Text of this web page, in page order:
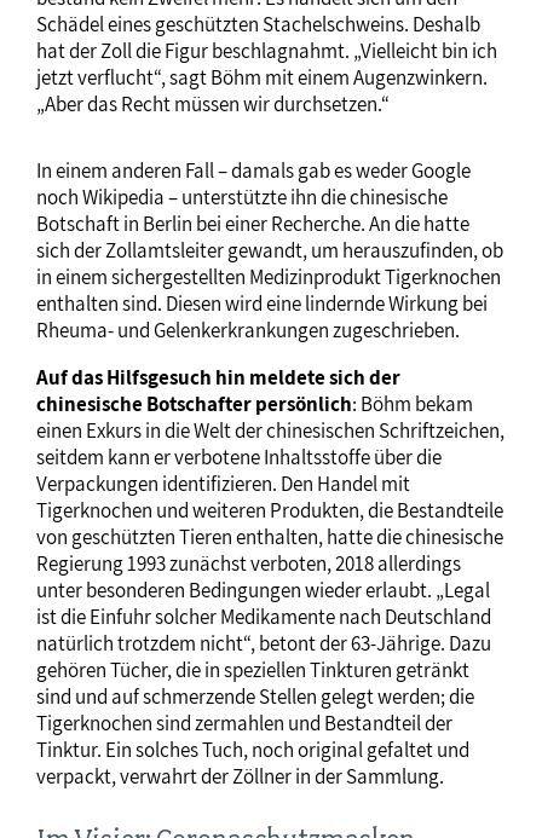
Schädel eines geschützten Stachelschweins. Deshalb
hat der Zoll die Figur beschlagnahmt. „Vielleicht bin ich
jetzt verflucht“, sagt Böhm mit einem Augenzwinkern.
„Aber das Recht müssen wir durchsetzen.“
In einem anderen Fall – damals gab es weder Google
noch Wikipedia – unterstützte ihn die chinesische
Botschaft in Berlin bei einer Recherche. An die hatte
sich der Zollamtsleiter gewandt, um herauszufinden, ob
in einem sichergestellten Medizinprodukt Tigerknochen
enthalten sind. Diesen wird eine lindernde Wirkung bei
Rheuma- und Gelenkerkrankungen zugeschrieben.
Auf das Hilfsgesuch hin meldete sich der
chinesische Botschafter persönlich: Böhm bekam
einen Exkurs in die Welt der chinesischen Schriftzeichen,
seitdem kann er verbotene Inhaltsstoffe über die
Verpackungen identifizieren. Den Handel mit
Tigerknochen und weiteren Produkten, die Bestandteile
von geschützten Tieren enthalten, hatte die chinesische
Regierung 1993 zunächst verboten, 2018 allerdings
unter besonderen Bedingungen wieder erlaubt. „Legal
ist die Einfuhr solcher Medikamente nach Deutschland
natürlich trotzdem nicht“, betont der 63-Jährige. Dazu
gehören Tücher, die in speziellen Tinkturen getränkt
sind und auf schmerzende Stellen gelegt werden; die
Tigerknochen sind zermahlen und Bestandteil der
Tinktur. Ein solches Tuch, noch original gefaltet und
verpackt, verwahrt der Zöllner in der Sammlung.